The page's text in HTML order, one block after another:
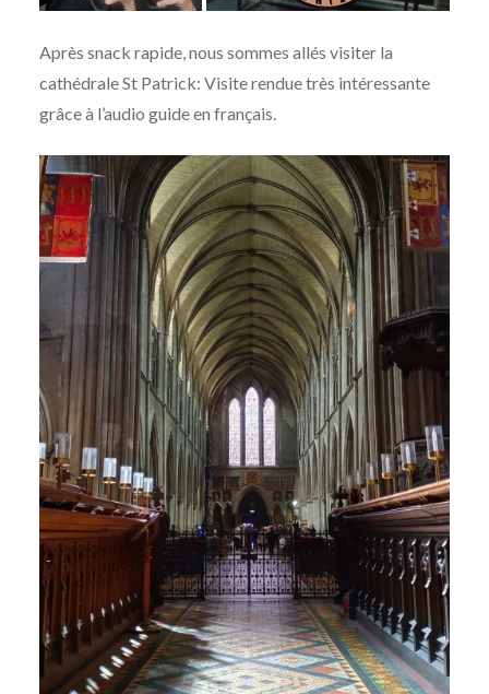
Après snack rapide, nous sommes allés visiter la
cathédrale St Patrick: Visite rendue très intéressante
grâce à l’audio guide en français.